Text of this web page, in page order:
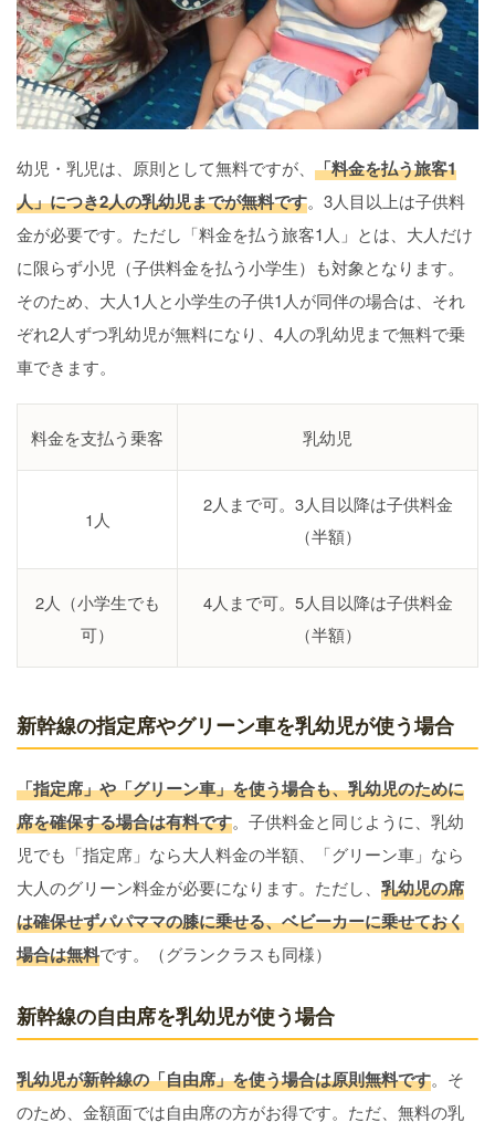
幼児・乳児は、原則として無料ですが、 「料金を払う旅客1
人」につき2人の乳幼児までが無料です。3人目以上は子供料
金が必要です。ただし「料金を払う旅客1人」とは、大人だけ
に限らず小児（子供料金を払う小学生）も対象となります。
そのため、大人1人と小学生の子供1人が同伴の場合は、それ
ぞれ2人ずつ乳幼児が無料になり、4人の乳幼児まで無料で乗
車できます。
料金を支払う乗客 乳幼児
1人
2人まで可。3人目以降は子供料金
（半額）
2人（小学生でも
可）
4人まで可。5人目以降は子供料金
（半額）
新幹線の指定席やグリーン車を乳幼児が使う場合
「指定席」や「グリーン車」を使う場合も、乳幼児のために
席を確保する場合は有料です。子供料金と同じように、乳幼
児でも「指定席」なら大人料金の半額、「グリーン車」なら
大人のグリーン料金が必要になります。ただし、 乳幼児の席
は確保せずパパママの膝に乗せる、ベビーカーに乗せておく
場合は無料です。（グランクラスも同様）
新幹線の自由席を乳幼児が使う場合
乳幼児が新幹線の「自由席」を使う場合は原則無料です。そ
のため、金額面では自由席の方がお得です。ただ、無料の乳